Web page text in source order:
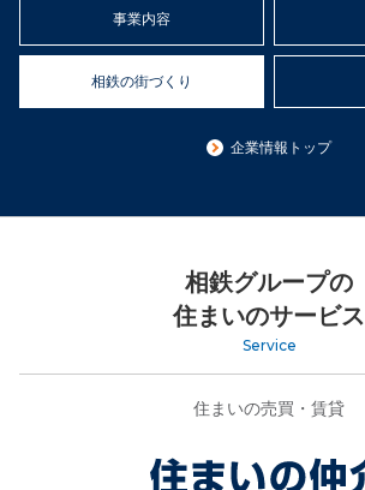
企業情報トップ
事業内容
相鉄の街づくり
相鉄グループの
住まいのサービス
Service
住まいの売買・賃貸